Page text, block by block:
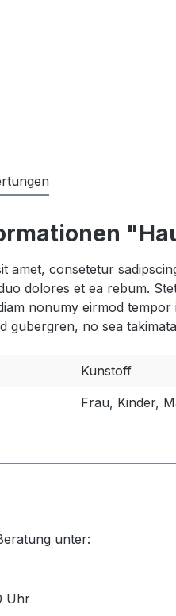
amet, consetetur
dolores et ea rebum.
nonumy eirmod
gubergren, no sea
Kunstoff
Frau, Kinder,
unter:
Uhr